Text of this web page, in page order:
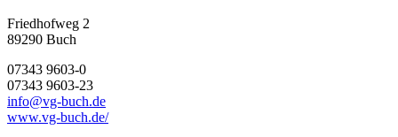
Friedhofweg 2
89290 Buch
07343 9603-0
07343 9603-23
info@vg-buch.de
www.vg-buch.de/